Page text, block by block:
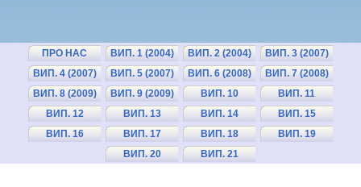
ПРО НАС ВИП. 1 (2004) ВИП. 2 (2004)
ВИП. 3 (2007)
ВИП. 4 (2007)
ВИП. 5 (2007) ВИП. 6 (2008)
ВИП. 7 (2008)
ВИП. 8 (2009)
ВИП. 9 (2009)
ВИП. 10
(2010)
ВИП. 11
(2010)
ВИП. 12
(2011)
ВИП. 13
(2011)
ВИП. 14
(2012)
ВИП. 15
(2012)
ВИП. 16
ВИП. 17
(2013)
ВИП. 18
(2014)
ВИП. 19
ВИП. 20
ВИП. 21